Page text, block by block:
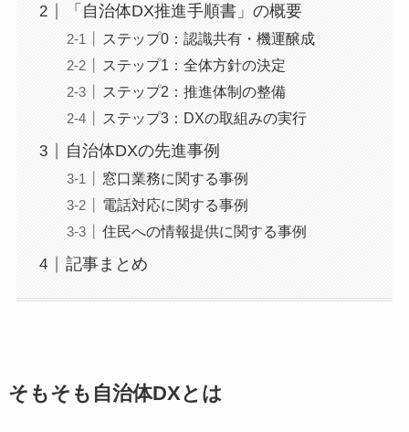
「自治体DX推進手順書」の概要
ステップ0：認識共有・機運醸成
ステップ1：全体方針の決定
ステップ2：推進体制の整備
ステップ3：DXの取組みの実行
自治体DXの先進事例
窓口業務に関する事例
電話対応に関する事例
住民への情報提供に関する事例
記事まとめ
そもそも自治体DXとは